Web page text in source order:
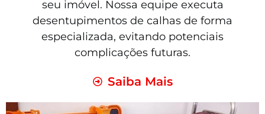
seu imóvel. Nossa equipe executa
desentupimentos de calhas de forma
especializada, evitando potenciais
complicações futuras.
Saiba Mais